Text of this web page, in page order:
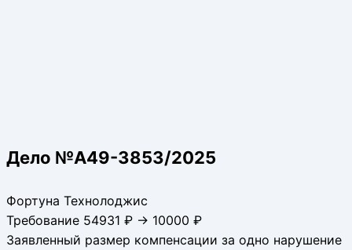
Дело №А49-3853/2025
Фортуна Технолоджис
Требование 54931 ₽ → 10000 ₽
Заявленный размер компенсации за одно нарушение